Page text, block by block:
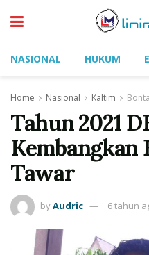
NASIONAL HUKUM
Home Nasional Kaltim
Tahun 2021
Kembangkan
Tawar
byAudric 6 tahun